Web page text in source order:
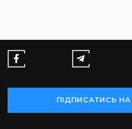
ПІДПИСАТИСЬ